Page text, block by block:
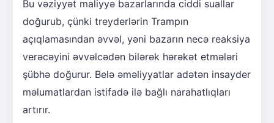
Bu vəziyyət maliyyə bazarlarında ciddi suallar
doğurub, çünki treyderlərin Trampın
açıqlamasından əvvəl, yəni bazarın necə reaksiya
verəcəyini əvvəlcədən bilərək hərəkət etmələri
şübhə doğurur. Belə əməliyyatlar adətən insayder
məlumatlardan istifadə ilə bağlı narahatlıqları
artırır.